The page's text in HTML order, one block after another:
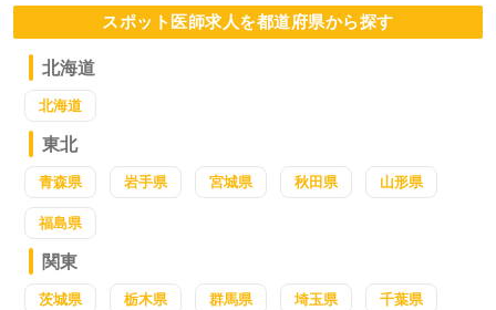
スポット医師求人を都道府県から探す
北海道
北海道
東北
青森県 岩手県 宮城県 秋田県 山形県
福島県
関東
茨城県 栃木県 群馬県 埼玉県 千葉県